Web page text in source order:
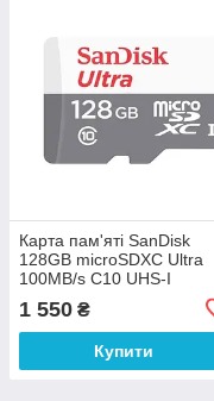
Карта пам'яті SanDisk
128GB microSDXC Ultra
100MB/s C10 UHS-I
(SDSQUNR-128G-
1 550 ₴
Купити